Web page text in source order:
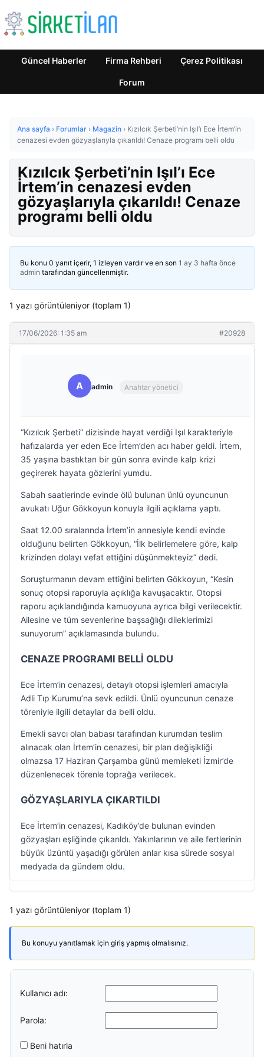
Güncel Haberler Firma Rehberi Çerez Politikası
Forum
Ana sayfa › Forumlar › Magazin › Kızılcık Şerbeti’nin Işıl’ı Ece İrtem’in
cenazesi evden gözyaşlarıyla çıkarıldı! Cenaze programı belli oldu
Kızılcık Şerbeti’nin Işıl’ı Ece
İrtem’in cenazesi evden
gözyaşlarıyla çıkarıldı! Cenaze
programı belli oldu
Bu konu 0 yanıt içerir, 1 izleyen vardır ve en son 1 ay 3 hafta önce
admin tarafından güncellenmiştir.
1 yazı görüntüleniyor (toplam 1)
17/06/2026: 1:35 am #20928
A admin Anahtar yönetici
“Kızılcık Şerbeti” dizisinde hayat verdiği Işıl karakteriyle
hafızalarda yer eden Ece İrtem’den acı haber geldi. İrtem,
35 yaşına bastıktan bir gün sonra evinde kalp krizi
geçirerek hayata gözlerini yumdu.
Sabah saatlerinde evinde ölü bulunan ünlü oyuncunun
avukatı Uğur Gökkoyun konuyla ilgili açıklama yaptı.
Saat 12.00 sıralarında İrtem’in annesiyle kendi evinde
olduğunu belirten Gökkoyun, “İlk belirlemelere göre, kalp
krizinden dolayı vefat ettiğini düşünmekteyiz” dedi.
Soruşturmanın devam ettiğini belirten Gökkoyun, “Kesin
sonuç otopsi raporuyla açıklığa kavuşacaktır. Otopsi
raporu açıklandığında kamuoyuna ayrıca bilgi verilecektir.
Ailesine ve tüm sevenlerine başsağlığı dileklerimizi
sunuyorum” açıklamasında bulundu.
CENAZE PROGRAMI BELLİ OLDU
Ece İrtem’in cenazesi, detaylı otopsi işlemleri amacıyla
Adli Tıp Kurumu’na sevk edildi. Ünlü oyuncunun cenaze
töreniyle ilgili detaylar da belli oldu.
Emekli savcı olan babası tarafından kurumdan teslim
alınacak olan İrtem’in cenazesi, bir plan değişikliği
olmazsa 17 Haziran Çarşamba günü memleketi İzmir’de
düzenlenecek törenle toprağa verilecek.
GÖZYAŞLARIYLA ÇIKARTILDI
Ece İrtem’in cenazesi, Kadıköy’de bulunan evinden
gözyaşları eşliğinde çıkarıldı. Yakınlarının ve aile fertlerinin
büyük üzüntü yaşadığı görülen anlar kısa sürede sosyal
medyada da gündem oldu.
1 yazı görüntüleniyor (toplam 1)
Bu konuyu yanıtlamak için giriş yapmış olmalısınız.
Kullanıcı adı:
Parola:
Beni hatırla